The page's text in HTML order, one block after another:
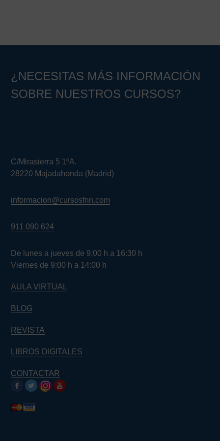
¿NECESITAS MÁS INFORMACIÓN
SOBRE NUESTROS CURSOS?
C/Mirasierra 5 1ºA.
28220 Majadahonda (Madrid)
informacion@cursosfnn.com
911 090 624
De lunes a jueves de 9:00 h a 16:30 h
Viernes de 9:00 h a 14:00 h
AULA VIRTUAL
BLOG
REVISTA
LIBROS DIGITALES
CONTACTAR